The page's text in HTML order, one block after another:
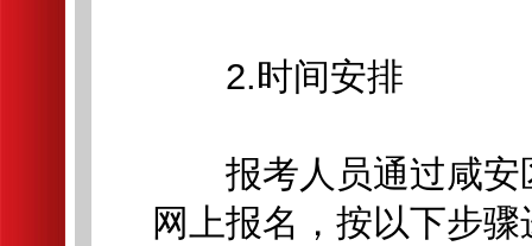
2.时间安排
报考人员通过咸安
网上报名，按以下步骤